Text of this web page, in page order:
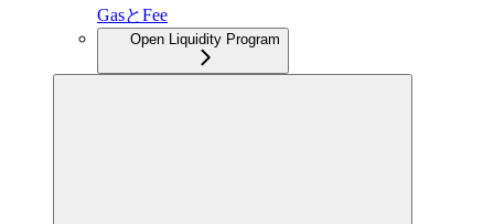
GasとFee
Open Liquidity Program